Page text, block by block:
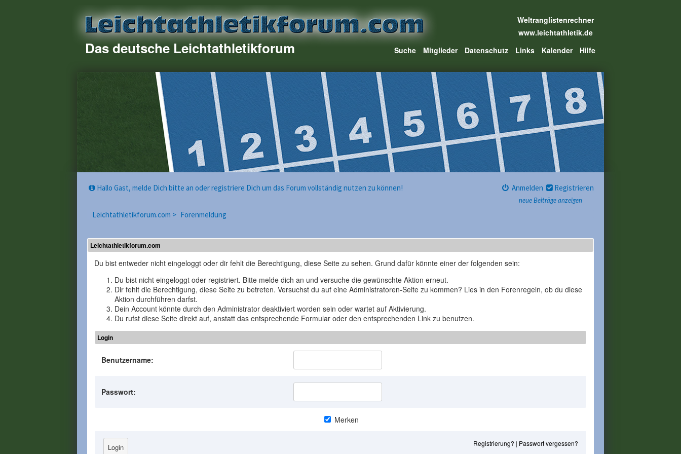
Das deutsche Leichtathletikforum
Weltranglistenrechner
www.leichtathletik.de
Suche
Mitglieder Datenschutz Links Kalender Hilfe
neue Beiträge anzeigen
Hallo Gast, melde Dich bitte an oder registriere Dich um das Forum vollständig nutzen zu können! Anmelden Registrieren
Leichtathletikforum.com > Forenmeldung
Leichtathletikforum.com
Du bist entweder nicht eingeloggt oder dir fehlt die Berechtigung, diese Seite zu sehen. Grund dafür könnte einer der folgenden sein:
Du bist nicht eingeloggt oder registriert. Bitte melde dich an und versuche die gewünschte Aktion erneut.
Dir fehlt die Berechtigung, diese Seite zu betreten. Versuchst du auf eine Administratoren-Seite zu kommen? Lies in den Forenregeln, ob du diese
Aktion durchführen darfst.
Dein Account könnte durch den Administrator deaktiviert worden sein oder wartet auf Aktivierung.
Du rufst diese Seite direkt auf, anstatt das entsprechende Formular oder den entsprechenden Link zu benutzen.
Login
Benutzername:
Passwort:
Merken
Registrierung? | Passwort vergessen?